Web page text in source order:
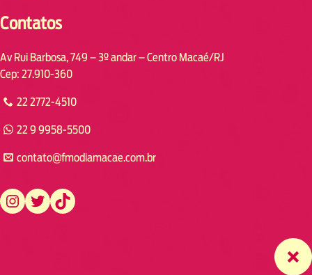
Contatos
Av Rui Barbosa, 749 – 3º andar – Centro Macaé/RJ
Cep: 27.910-360
22 2772-4510
22 9 9958-5500
contato@fmodiamacae.com.br
https://www.instagram.com/fmodia.macae/ https://twitter.com/fmodia.macae/ https://www.tiktok.com/@fmodia.macae